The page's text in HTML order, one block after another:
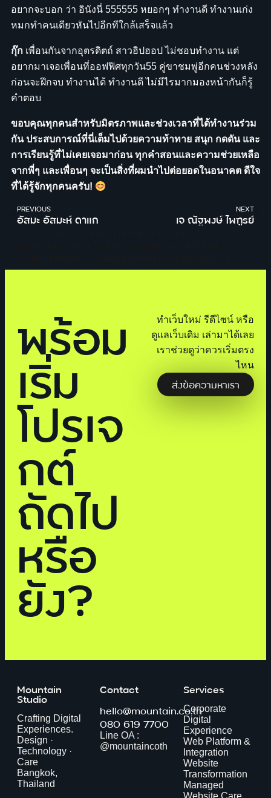
อยากจะบอก ว่า อินังนี่ 555555 หยอกๆ ทำงานดี ทำงานเก่ง
หมกทำคนเดียวหันไปอีกทีใกล้เสร็จแล้ว
กุ๊ก เพื่อนกันจากอุตรดิตถ์ สาวฮิปฮอป ไม่ชอบทำงาน แต่
อยากมาเจอเพื่อนที่ออฟฟิศทุกวัน55 คู่ขาชมพู่อีกคนช่วงหลัง
ก่อนจะฝึกจบ ทำงานได้ ทำงานดี ไม่มีไรมากมองหน้ากันก็รู้
คำตอบ
ขอบคุณทุกคนสำหรับมิตรภาพและช่วงเวลาที่ได้ทำงานร่วม
กัน ประสบการณ์ที่นี่เต็มไปด้วยความท้าทาย สนุก กดดัน และ
การเรียนรู้ที่ไม่เคยเจอมาก่อน ทุกคำสอนและความช่วยเหลือ
จากพี่ๆ และเพื่อนๆ จะเป็นสิ่งที่ผมนำไปต่อยอดในอนาคต ดีใจ
ที่ได้รู้จักทุกคนครับ!
PREVIOUS
อัสมะ อัสมะห์ ดาแก
NEXT
เจ ณัฐพงษ์ ไพฑูรย์
พร้อม
เริ่ม
โปรเจ
กต์
ถัดไป
หรือ
ยัง?
ทำเว็บใหม่ รีดีไซน์ หรือ
ดูแลเว็บเดิม เล่ามาได้เลย
เราช่วยดูว่าควรเริ่มตรง
ไหน
ส่งข้อความหาเรา
Mountain
Studio
Crafting Digital
Experiences.
Design ·
Technology ·
Care
Bangkok,
Thailand
Contact
hello@mountain.co.th
080 619 7700
Line OA :
@mountaincoth
Services
Corporate
Digital
Experience
Web Platform &
Integration
Website
Transformation
Managed